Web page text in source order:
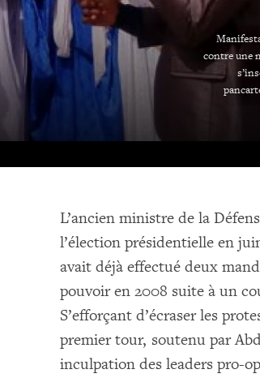
contre une
L’ancien ministre de la
l’élection présidentielle en
avait déjà effectué deux
pouvoir en 2008 suite à un
S’efforçant d’écraser les
premier tour, soutenu par
inculpation des leaders pro-